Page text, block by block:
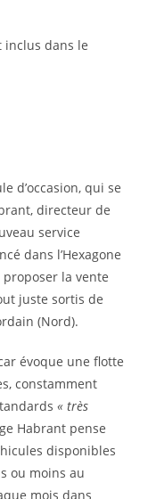
inclus dans le
d’occasion, qui se
directeur de
service
dans l’Hexagone
la vente
juste sortis de
(Nord).
évoque une flotte
constamment
« très
Habrant pense
disponibles
ou moins au
mois dans